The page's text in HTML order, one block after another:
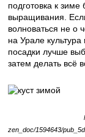
подготовка к зиме
выращивания.
волноваться не о
на Урале
посадки лучше
затем делать всё
zen_doc/1594643/